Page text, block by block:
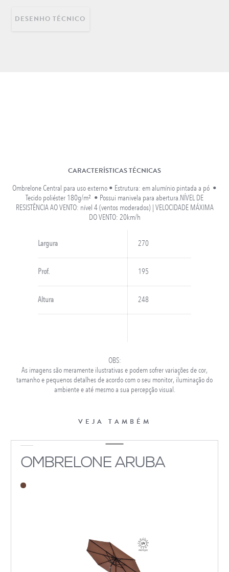
DESENHO TÉCNICO
CARACTERÍSTICAS TÉCNICAS
Ombrelone Central para uso externo • Estrutura: em alumínio pintada a pó •
Tecido poliéster 180g/m² • Possui manivela para abertura.NÍVEL DE
RESISTÊNCIA AO VENTO: nível 4 (ventos moderados) | VELOCIDADE MÁXIMA
DO VENTO: 20km/h
Largura 270
Prof. 195
Altura 248
OBS:
As imagens são meramente ilustrativas e podem sofrer variações de cor,
tamanho e pequenos detalhes de acordo com o seu monitor, iluminação do
ambiente e até mesmo a sua percepção visual.
VEJA TAMBÉM
OMBRELONE ARUBA